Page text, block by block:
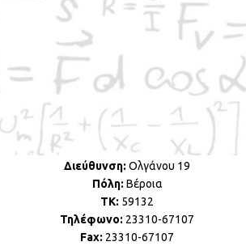
σειρά αριθμών; 4, 6, 12, 18, 30, 42, 60, 72, 102,
Ελληνική Μαθηματική Εταιρεία
Παράρτημα Ν. Ημαθίας
Διεύθυνση: Ολγάνου 19
Πόλη: Βέροια
ΤΚ: 59132
Τηλέφωνο: 23310-67107
Fax: 23310-67107